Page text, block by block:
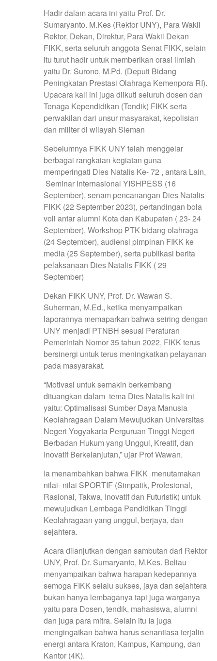
Hadir dalam acara ini yaitu Prof. Dr.
Sumaryanto. M.Kes (Rektor UNY), Para Wakil
Rektor, Dekan, Direktur, Para Wakil Dekan
FIKK, serta seluruh anggota Senat FIKK, selain
itu turut hadir untuk memberikan orasi ilmiah
yaitu Dr. Surono, M.Pd. (Deputi Bidang
Peningkatan Prestasi Olahraga Kemenpora RI).
Upacara kali ini juga diikuti seluruh dosen dan
Tenaga Kependidikan (Tendik) FIKK serta
perwakilan dari unsur masyarakat, kepolisian
dan militer di wilayah Sleman
Sebelumnya FIKK UNY telah menggelar
berbagai rangkaian kegiatan guna
memperingati Dies Natalis Ke- 72 , antara Lain,
Seminar Internasional YISHPESS (16
September), senam pencanangan Dies Natalis
FIKK (22 September 2023), pertandingan bola
voli antar alumni Kota dan Kabupaten ( 23- 24
September), Workshop PTK bidang olahraga
(24 September), audiensi pimpinan FIKK ke
media (25 September), serta publikasi berita
pelaksanaan Dies Natalis FIKK ( 29
September)
Dekan FIKK UNY, Prof. Dr. Wawan S.
Suherman, M.Ed., ketika menyampaikan
laporannya memaparkan bahwa seiring dengan
UNY menjadi PTNBH sesuai Peraturan
Pemerintah Nomor 35 tahun 2022, FIKK terus
bersinergi untuk terus meningkatkan pelayanan
pada masyarakat.
“Motivasi untuk semakin berkembang
dituangkan dalam tema Dies Natalis kali ini
yaitu: Optimalisasi Sumber Daya Manusia
Keolahragaan Dalam Mewujudkan Universitas
Negeri Yogyakarta Perguruan Tinggi Negeri
Berbadan Hukum yang Unggul, Kreatif, dan
Inovatif Berkelanjutan,” ujar Prof Wawan.
Ia menambahkan bahwa FIKK menutamakan
nilai- nilai SPORTIF (Simpatik, Profesional,
Rasional, Takwa, Inovatif dan Futuristik) untuk
mewujudkan Lembaga Pendidikan Tinggi
Keolahragaan yang unggul, berjaya, dan
sejahtera.
Acara dilanjutkan dengan sambutan dari Rektor
UNY, Prof. Dr. Sumaryanto, M.Kes. Beliau
menyampaikan bahwa harapan kedepannya
semoga FIKK selalu sukses, jaya dan sejahtera
bukan hanya lembaganya tapi juga warganya
yaitu para Dosen, tendik, mahasiswa, alumni
dan juga para mitra. Selain itu Ia juga
mengingatkan bahwa harus senantiasa terjalin
energi antara Kraton, Kampus, Kampung, dan
Kantor (4K).